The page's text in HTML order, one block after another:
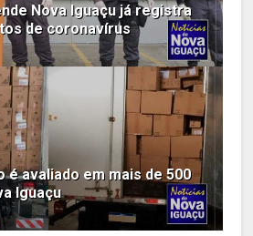
Nova Iguaçu já registra
de coronavírus
é avaliado em mais de 500
Iguaçu